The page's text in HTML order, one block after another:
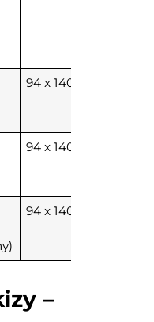
94 x 140
94 x 140
94 x 140
–